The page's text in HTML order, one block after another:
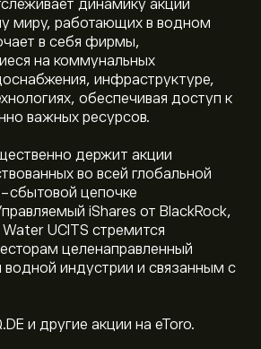
динамику акций
миру, работающих в водном
в себя фирмы,
на коммунальных
инфраструктуре,
обеспечивая доступ к
важных ресурсов.
держит акции
во всей глобальной
сбытовой цепочке
iShares от BlackRock,
Water UCITS стремится
целенаправленный
индустрии и связанным с
и другие акции на eToro.
— это 68.280‎€‎ долларов
iShares Global Water UCITS